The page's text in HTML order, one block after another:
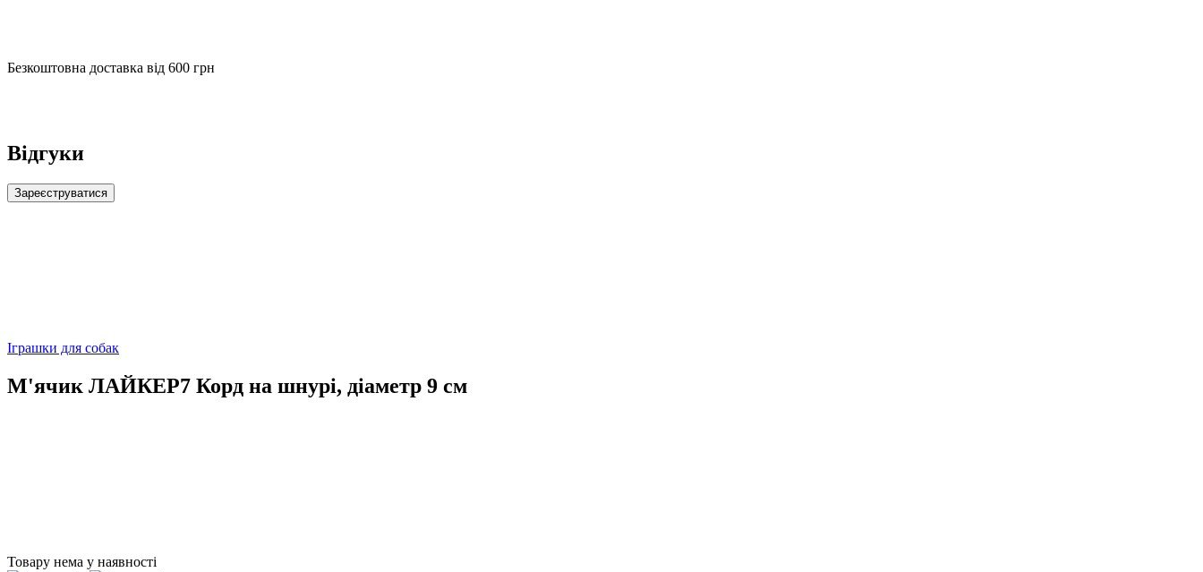
Безкоштовна доставка від 600 грн
Відгуки
Зареєструватися
Іграшки для собак
М'ячик ЛАЙКЕР7 Корд на шнурі, діаметр 9 см
Товару нема у наявності